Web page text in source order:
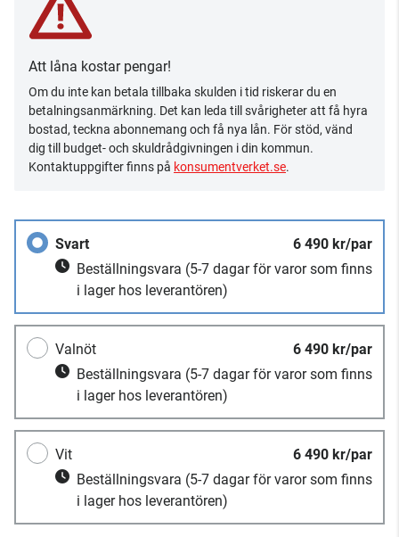
Att låna kostar pengar!
Om du inte kan betala tillbaka skulden i tid riskerar du en
betalningsanmärkning. Det kan leda till svårigheter att få hyra
bostad, teckna abonnemang och få nya lån. För stöd, vänd
dig till budget- och skuldrådgivningen i din kommun.
Kontaktuppgifter finns på konsumentverket.se.
Svart
6 490 kr/par
Beställningsvara (5-7 dagar för varor som finns
i lager hos leverantören)
Valnöt
6 490 kr/par
Beställningsvara (5-7 dagar för varor som finns
i lager hos leverantören)
Vit
6 490 kr/par
Beställningsvara (5-7 dagar för varor som finns
i lager hos leverantören)